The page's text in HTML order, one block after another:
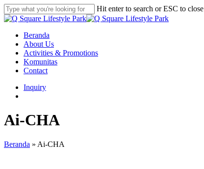
Skip
to
content
Hit enter to search or ESC to close
Close
search
Menu
Beranda
About Us
Activities & Promotions
Komunitas
Contact
Inquiry
Ai-CHA
Beranda » Ai-CHA